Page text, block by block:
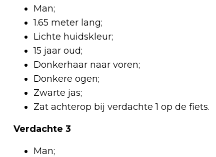
Man;
1.65 meter lang;
Lichte huidskleur;
15 jaar oud;
Donkerhaar naar voren;
Donkere ogen;
Zwarte jas;
Zat achterop bij verdachte 1 op de fiets.
Verdachte 3
Man;